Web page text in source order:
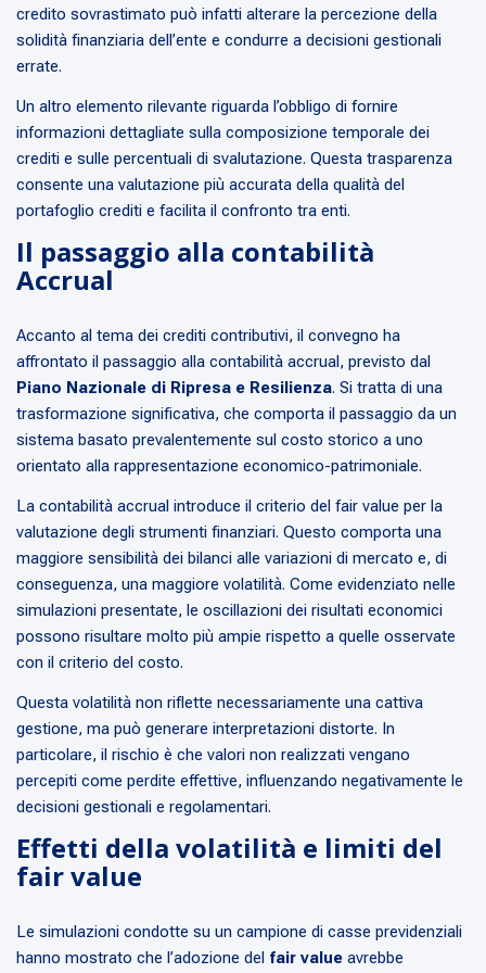
credito sovrastimato può infatti alterare la percezione della
solidità finanziaria dell’ente e condurre a decisioni gestionali
errate.
Un altro elemento rilevante riguarda l’obbligo di fornire
informazioni dettagliate sulla composizione temporale dei
crediti e sulle percentuali di svalutazione. Questa trasparenza
consente una valutazione più accurata della qualità del
portafoglio crediti e facilita il confronto tra enti.
Il passaggio alla contabilità
Accrual
Accanto al tema dei crediti contributivi, il convegno ha
affrontato il passaggio alla contabilità accrual, previsto dal
Piano Nazionale di Ripresa e Resilienza. Si tratta di una
trasformazione significativa, che comporta il passaggio da un
sistema basato prevalentemente sul costo storico a uno
orientato alla rappresentazione economico-patrimoniale.
La contabilità accrual introduce il criterio del fair value per la
valutazione degli strumenti finanziari. Questo comporta una
maggiore sensibilità dei bilanci alle variazioni di mercato e, di
conseguenza, una maggiore volatilità. Come evidenziato nelle
simulazioni presentate, le oscillazioni dei risultati economici
possono risultare molto più ampie rispetto a quelle osservate
con il criterio del costo.
Questa volatilità non riflette necessariamente una cattiva
gestione, ma può generare interpretazioni distorte. In
particolare, il rischio è che valori non realizzati vengano
percepiti come perdite effettive, influenzando negativamente le
decisioni gestionali e regolamentari.
Effetti della volatilità e limiti del
fair value
Le simulazioni condotte su un campione di casse previdenziali
hanno mostrato che l’adozione del fair value avrebbe